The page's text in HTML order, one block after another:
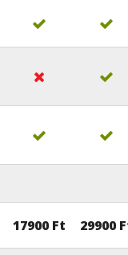
 
 
 
17900 Ft 29900